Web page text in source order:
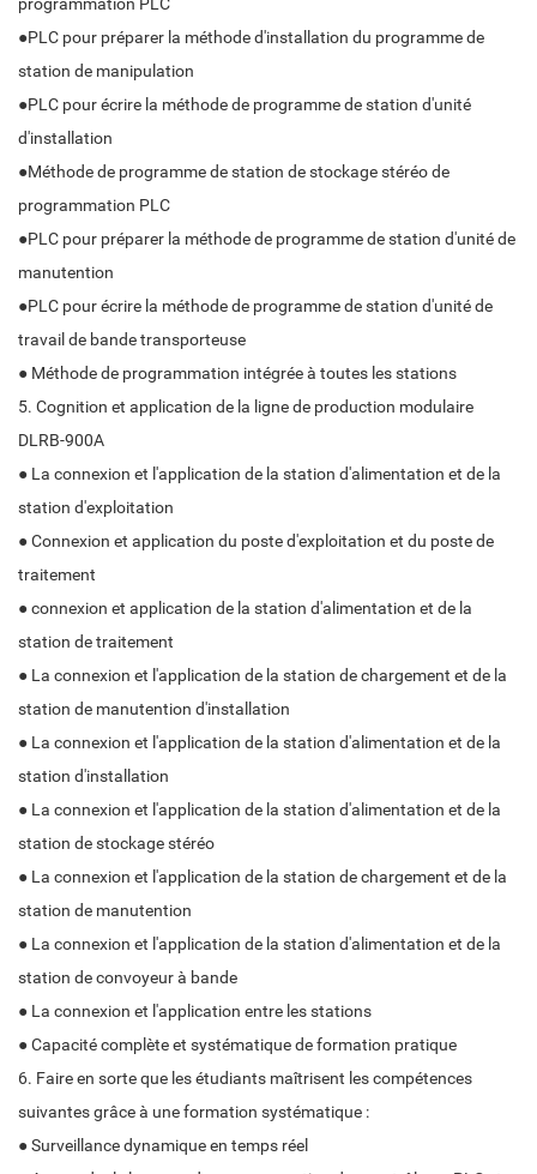
●PLC pour préparer la méthode d'installation du programme de
station de manipulation
●PLC pour écrire la méthode de programme de station d'unité
d'installation
●Méthode de programme de station de stockage stéréo de
programmation PLC
●PLC pour préparer la méthode de programme de station d'unité de
manutention
●PLC pour écrire la méthode de programme de station d'unité de
travail de bande transporteuse
● Méthode de programmation intégrée à toutes les stations
5. Cognition et application de la ligne de production modulaire
DLRB-900A
● La connexion et l'application de la station d'alimentation et de la
station d'exploitation
● Connexion et application du poste d'exploitation et du poste de
traitement
● connexion et application de la station d'alimentation et de la
station de traitement
● La connexion et l'application de la station de chargement et de la
station de manutention d'installation
● La connexion et l'application de la station d'alimentation et de la
station d'installation
● La connexion et l'application de la station d'alimentation et de la
station de stockage stéréo
● La connexion et l'application de la station de chargement et de la
station de manutention
● La connexion et l'application de la station d'alimentation et de la
station de convoyeur à bande
● La connexion et l'application entre les stations
● Capacité complète et systématique de formation pratique
6. Faire en sorte que les étudiants maîtrisent les compétences
suivantes grâce à une formation systématique :
● Surveillance dynamique en temps réel